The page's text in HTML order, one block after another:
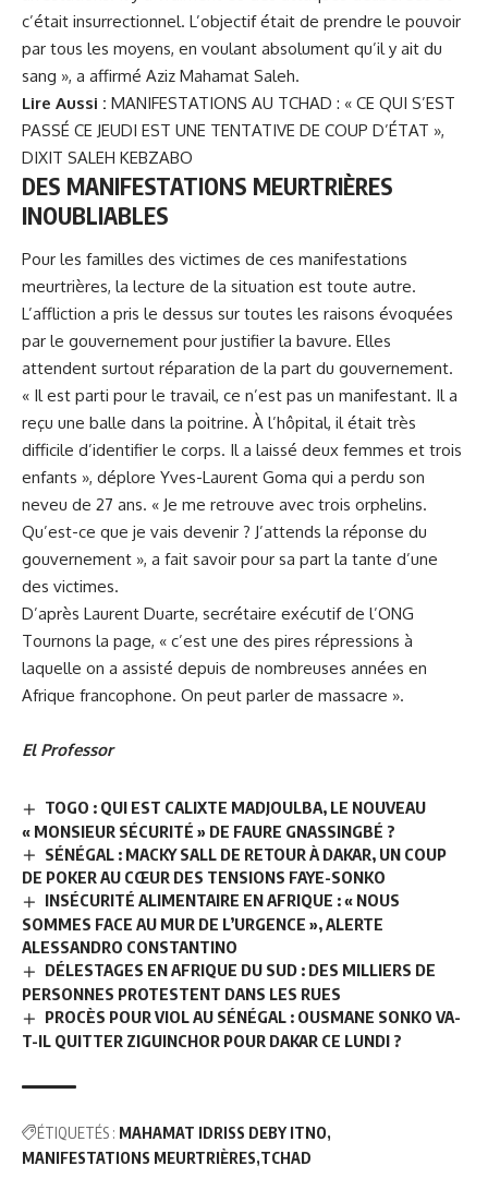
c’était insurrectionnel. L’objectif était de prendre le pouvoir
par tous les moyens, en voulant absolument qu’il y ait du
sang », a affirmé Aziz Mahamat Saleh.
Lire Aussi : MANIFESTATIONS AU TCHAD : « CE QUI S’EST
PASSÉ CE JEUDI EST UNE TENTATIVE DE COUP D’ÉTAT »,
DIXIT SALEH KEBZABO
DES MANIFESTATIONS MEURTRIÈRES
INOUBLIABLES
Pour les familles des victimes de ces manifestations
meurtrières, la lecture de la situation est toute autre.
L’affliction a pris le dessus sur toutes les raisons évoquées
par le gouvernement pour justifier la bavure. Elles
attendent surtout réparation de la part du gouvernement.
« Il est parti pour le travail, ce n’est pas un manifestant. Il a
reçu une balle dans la poitrine. À l’hôpital, il était très
difficile d’identifier le corps. Il a laissé deux femmes et trois
enfants », déplore Yves-Laurent Goma qui a perdu son
neveu de 27 ans. « Je me retrouve avec trois orphelins.
Qu’est-ce que je vais devenir ? J’attends la réponse du
gouvernement », a fait savoir pour sa part la tante d’une
des victimes.
D’après Laurent Duarte, secrétaire exécutif de l’ONG
Tournons la page, « c’est une des pires répressions à
laquelle on a assisté depuis de nombreuses années en
Afrique francophone. On peut parler de massacre ».
El Professor
TOGO : QUI EST CALIXTE MADJOULBA, LE NOUVEAU
« MONSIEUR SÉCURITÉ » DE FAURE GNASSINGBÉ ?
SÉNÉGAL : MACKY SALL DE RETOUR À DAKAR, UN COUP
DE POKER AU CŒUR DES TENSIONS FAYE-SONKO
INSÉCURITÉ ALIMENTAIRE EN AFRIQUE : « NOUS
SOMMES FACE AU MUR DE L’URGENCE », ALERTE
ALESSANDRO CONSTANTINO
DÉLESTAGES EN AFRIQUE DU SUD : DES MILLIERS DE
PERSONNES PROTESTENT DANS LES RUES
PROCÈS POUR VIOL AU SÉNÉGAL : OUSMANE SONKO VA-
T-IL QUITTER ZIGUINCHOR POUR DAKAR CE LUNDI ?
ÉTIQUETÉS : MAHAMAT IDRISS DEBY ITNO
MANIFESTATIONS MEURTRIÈRES TCHAD